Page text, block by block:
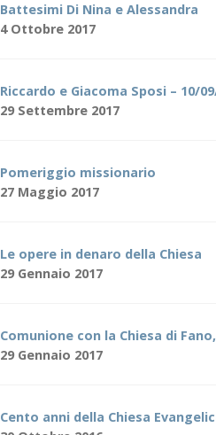
Battesimi Di Nina e Alessandra
4 Ottobre 2017
Riccardo e Giacoma Sposi – 10/
29 Settembre 2017
Pomeriggio missionario
27 Maggio 2017
Le opere in denaro della Chiesa
29 Gennaio 2017
Comunione con la Chiesa di
29 Gennaio 2017
Cento anni della Chiesa